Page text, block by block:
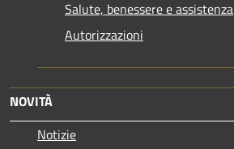
Salute, benessere e assistenza
Autorizzazioni
NOVITÀ
Notizie